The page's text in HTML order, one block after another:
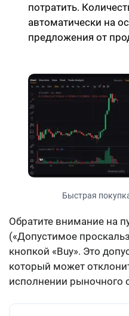
потратить.
автоматически на
предложения от
Быстрая
Обратите внимание на
(«Допустимое
кнопкой «Buy». Это
который может
исполнении рыночного